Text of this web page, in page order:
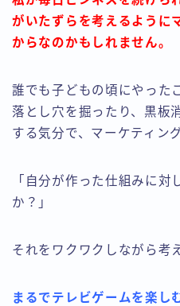
がいたずらを考えるように
からなのかもしれません。
誰でも子どもの頃にやった
落とし穴を掘ったり、黒板
する気分で、マーケティン
「自分が作った仕組みに対
か？」
それをワクワクしながら考
まるでテレビゲームを楽し